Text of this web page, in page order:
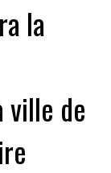
la
ville de